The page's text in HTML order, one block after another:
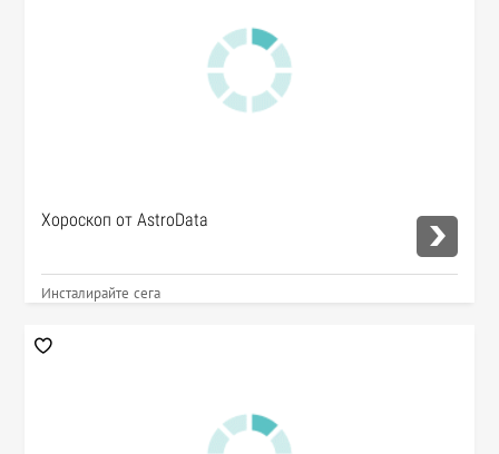
Хороскоп от AstroData
Инсталирайте сега